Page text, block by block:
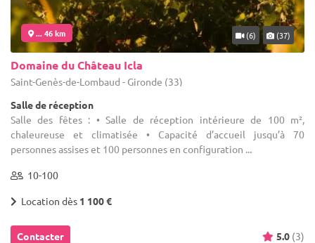
... 46 km (6) (37)
Domaine du Château Icla
Saint-Genès-de-Lombaud - Gironde (33)
Salle de réception
Salle des fêtes : • Salle de réception intérieure de 100 m²,
chaleureuse et climatisée • Capacité d’accueil jusqu’à 70
personnes assises et 100 personnes en configuration ...
10-100
Location dès 1 100 €
Contacter 5.0 (3)